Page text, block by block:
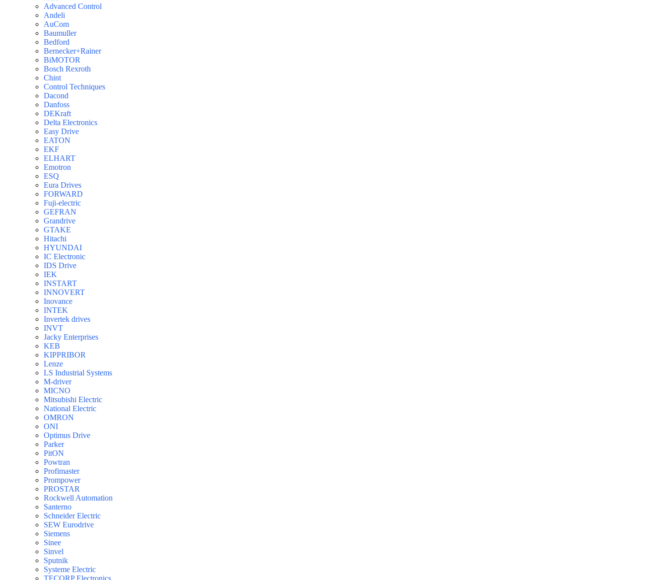
Advanced Control
Andeli
AuСom
Baumuller
Bedford
Bernecker+Rainer
BiMOTOR
Bosch Rexroth
Chint
Control Techniques
Dacond
Danfoss
DEKraft
Delta Electronics
Easy Drive
EATON
EKF
ELHART
Emotron
ESQ
Eura Drives
FORWARD
Fuji-electric
GEFRAN
Grandrive
GTAKE
Hitachi
HYUNDAI
IC Electronic
IDS Drive
IEK
INSTART
INNOVERT
Inovance
INTEK
Invertek drives
INVT
Jacky Enterprises
KEB
KIPPRIBOR
Lenze
LS Industrial Systems
M-driver
MICNO
Mitsubishi Electric
National Electric
OMRON
ONI
Optimus Drive
Parker
PitON
Powtran
Profimaster
Prompower
PROSTAR
Rockwell Automation
Santerno
Schneider Electric
SEW Eurodrive
Siemens
Sinee
Sinvel
Sputnik
Systeme Electric